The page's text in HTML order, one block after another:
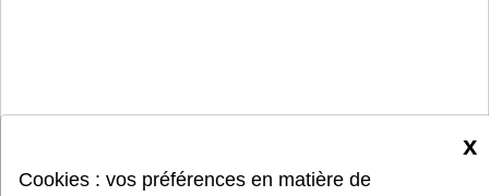
Cookies : vos préférences en matière de
x